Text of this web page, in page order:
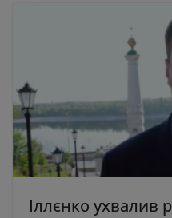
Іллєнко ухвалив